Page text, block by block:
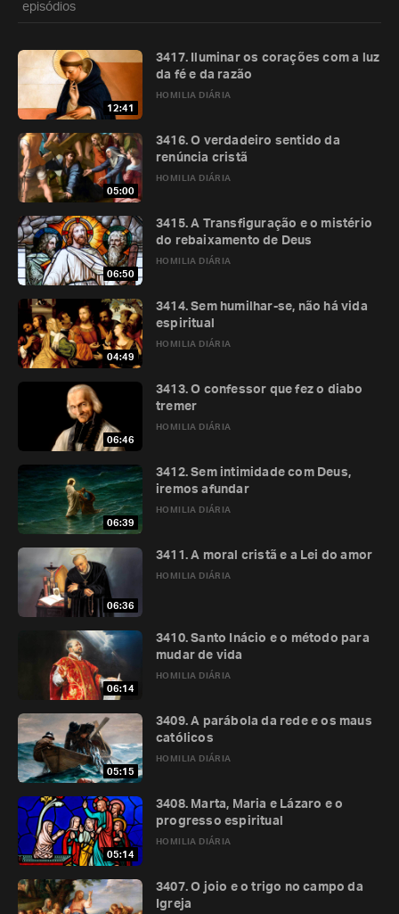
episódios
12:41
HOMILIA DIÁRIA
3417. Iluminar os corações com a luz
da fé e da razão
05:00
HOMILIA DIÁRIA
3416. O verdadeiro sentido da
renúncia cristã
06:50
HOMILIA DIÁRIA
3415. A Transfiguração e o mistério
do rebaixamento de Deus
04:49
HOMILIA DIÁRIA
3414. Sem humilhar-se, não há vida
espiritual
06:46
HOMILIA DIÁRIA
3413. O confessor que fez o diabo
tremer
06:39
HOMILIA DIÁRIA
3412. Sem intimidade com Deus,
iremos afundar
06:36
HOMILIA DIÁRIA
3411. A moral cristã e a Lei do amor
06:14
HOMILIA DIÁRIA
3410. Santo Inácio e o método para
mudar de vida
05:15
HOMILIA DIÁRIA
3409. A parábola da rede e os maus
católicos
05:14
HOMILIA DIÁRIA
3408. Marta, Maria e Lázaro e o
progresso espiritual
3407. O joio e o trigo no campo da
Igreja